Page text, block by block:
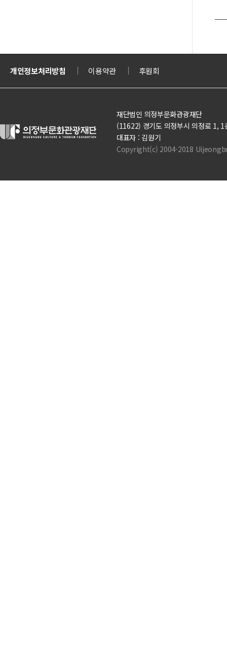
개인정보처리방침 이용약관 후원회
켓 의정부도시교육재단 의정부도시공사
재단법인 의정부문화관광재단
(11622) 경기도 의정부시 의정로
대표자 : 김원기
Copyright(c) 2004-2018